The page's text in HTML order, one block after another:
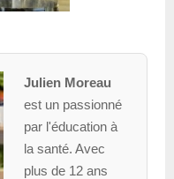
Julien Moreau
est un passionné
par l'éducation à
la santé. Avec
plus de 12 ans